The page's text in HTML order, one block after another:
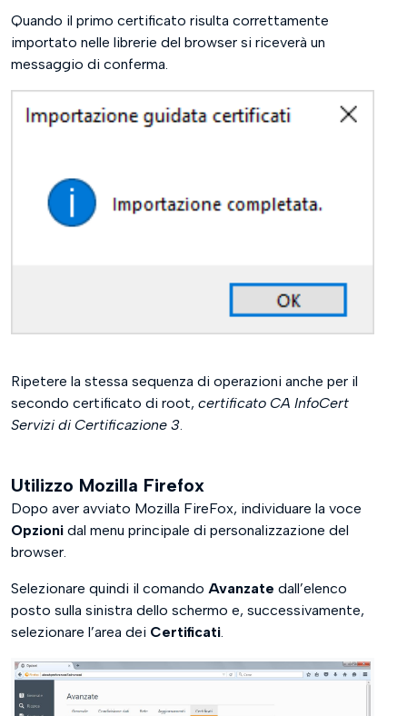
Quando il primo certificato risulta correttamente
importato nelle librerie del browser si riceverà un
messaggio di conferma.
Ripetere la stessa sequenza di operazioni anche per il
secondo certificato di root, certificato CA InfoCert
Servizi di Certificazione 3
Utilizzo Mozilla Firefox
Dopo aver avviato Mozilla FireFox, individuare la voce
Opzioni dal menu principale di personalizzazione del
browser.
Selezionare quindi il comando Avanzate dall’elenco
posto sulla sinistra dello schermo e, successivamente,
selezionare l’area dei Certificati